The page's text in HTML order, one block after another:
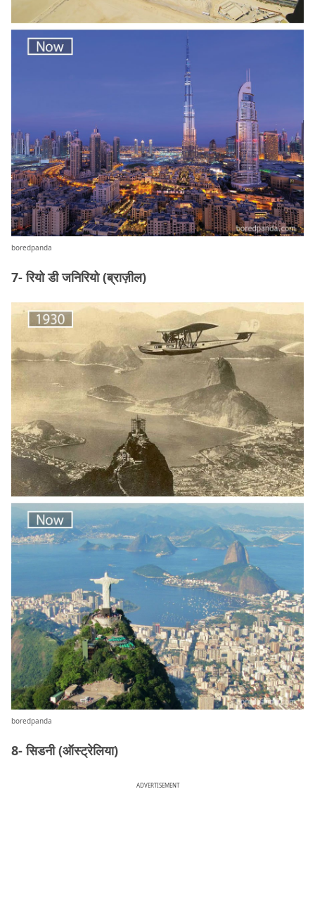
boredpanda
7- रियो डी जनिरियो (ब्राज़ील)
boredpanda
8- सिडनी (ऑस्ट्रेलिया)
ADVERTISEMENT